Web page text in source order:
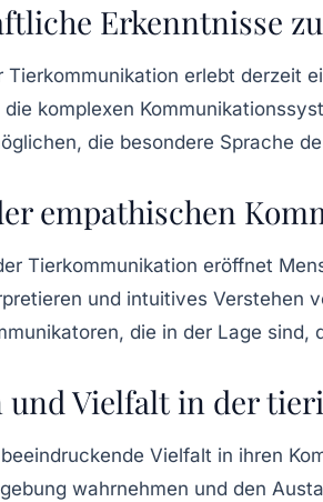
Erkenntnisse
Tierkommunikation erlebt derzeit
die komplexen
die besondere Sprache
empathischen
Tierkommunikation eröffnet
und intuitives Verstehen
die in der Lage sind,
und Vielfalt in der
Vielfalt in ihren
wahrnehmen und den